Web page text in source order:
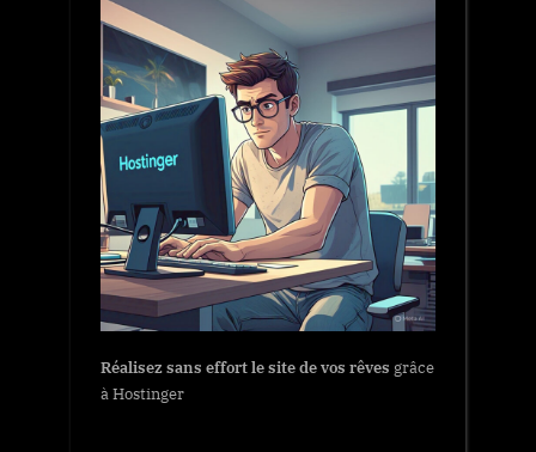
Réalisez sans effort le site de vos rêves grâce
à Hostinger